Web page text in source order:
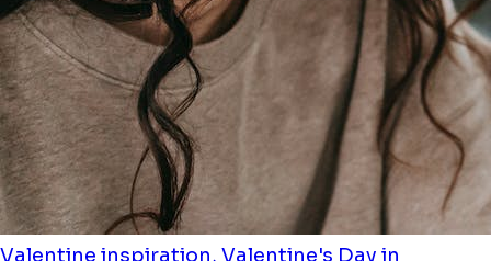
Valentine inspiration, Valentine's Day in